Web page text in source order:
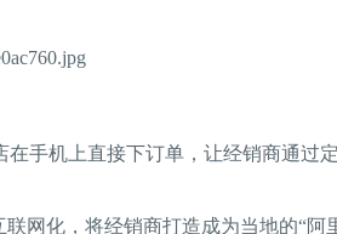
在手机上直接下订单，让经销商通过
化，将经销商打造成为当地的“阿